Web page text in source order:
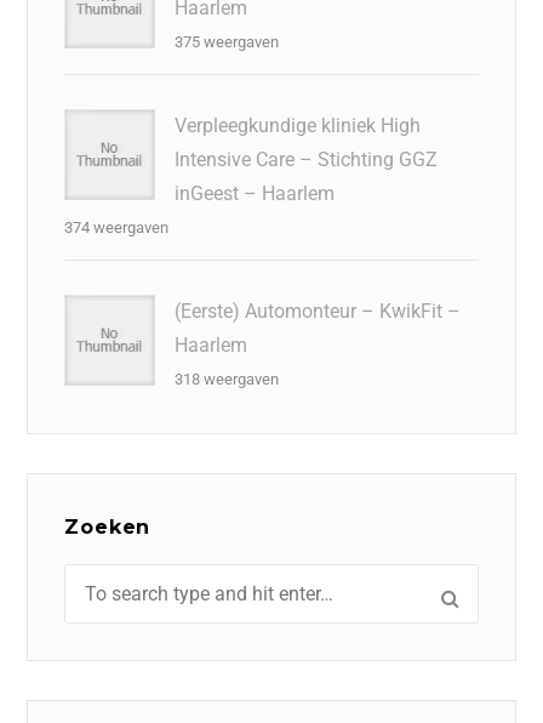
Haarlem
375 weergaven
Verpleegkundige kliniek High
Intensive Care – Stichting GGZ
inGeest – Haarlem
374 weergaven
(Eerste) Automonteur – KwikFit –
Haarlem
318 weergaven
Zoeken